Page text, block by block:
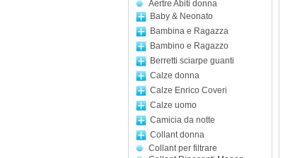
Aertre Abiti donna
Baby & Neonato
Bambina e Ragazza
Bambino e Ragazzo
Berretti sciarpe guanti
Calze donna
Calze Enrico Coveri
Calze uomo
Camicia da notte
Collant donna
Collant per filtrare